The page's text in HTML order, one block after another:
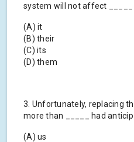
system will not affect _____
(A) it
(B) their
(C) its
(D) them
3. Unfortunately, replacing
more than _____ had
(A) us